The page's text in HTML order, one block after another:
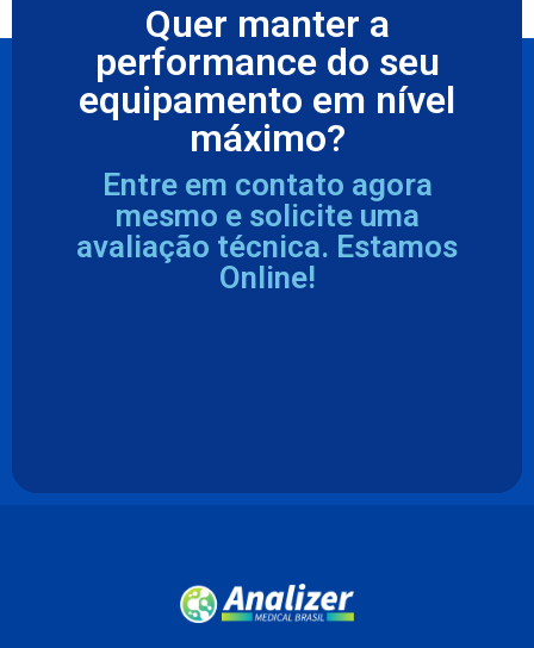
Quer manter a
performance do seu
equipamento em nível
máximo?
Entre em contato agora
mesmo e solicite uma
avaliação técnica. Estamos
Online!